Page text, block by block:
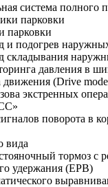
система полного
парковки
парковки
и подогрев
складывания
давления в
(Drive mode
экстренных
поворота в
вида
тормоз с
удержания (EPB)